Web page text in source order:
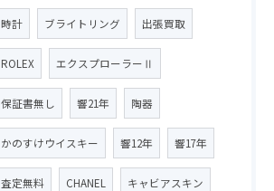
時計 ブライトリング 出張買取
ROLEX エクスプローラーⅡ
保証書無し 響21年 陶器
かのすけウイスキー 響12年 響17年
査定無料 CHANEL キャビアスキン